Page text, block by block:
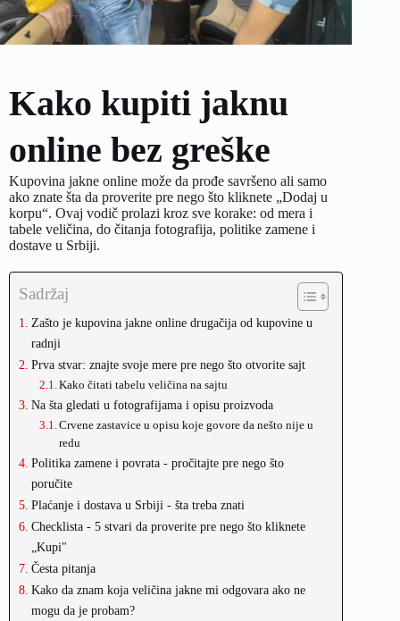
Kako kupiti jaknu
online bez greške
Kupovina jakne online može da prođe savršeno ali samo
ako znate šta da proverite pre nego što kliknete „Dodaj u
korpu“. Ovaj vodič prolazi kroz sve korake: od mera i
tabele veličina, do čitanja fotografija, politike zamene i
dostave u Srbiji.
Sadržaj
Zašto je kupovina jakne online drugačija od kupovine u
radnji
Prva stvar: znajte svoje mere pre nego što otvorite sajt
Kako čitati tabelu veličina na sajtu
Na šta gledati u fotografijama i opisu proizvoda
Crvene zastavice u opisu koje govore da nešto nije u
redu
Politika zamene i povrata - pročitajte pre nego što
poručite
Plaćanje i dostava u Srbiji - šta treba znati
Checklista - 5 stvari da proverite pre nego što kliknete
„Kupi"
Česta pitanja
Kako da znam koja veličina jakne mi odgovara ako ne
mogu da je probam?